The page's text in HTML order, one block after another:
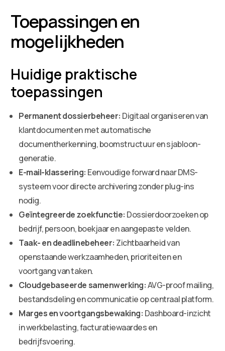
Toepassingen en
mogelijkheden
Huidige praktische
toepassingen
Permanent dossierbeheer: Digitaal organiseren van
klantdocumenten met automatische
documentherkenning, boomstructuur en sjabloon-
generatie.
E-mail-klassering: Eenvoudige forward naar DMS-
systeem voor directe archivering zonder plug-ins
nodig.
Geïntegreerde zoekfunctie: Dossierdoorzoeken op
bedrijf, persoon, boekjaar en aangepaste velden.
Taak- en deadlinebeheer: Zichtbaarheid van
openstaande werkzaamheden, prioriteiten en
voortgang van taken.
Cloudgebaseerde samenwerking:AVG-proof mailing,
bestandsdeling en communicatie op centraal platform.
Marges en voortgangsbewaking: Dashboard-inzicht
in werkbelasting, facturatiewaardes en
bedrijfsvoering.